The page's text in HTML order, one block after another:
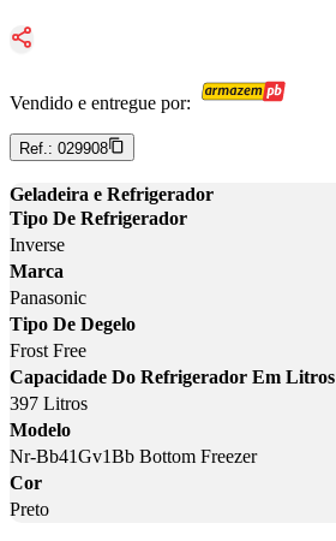
Vendido e entregue por:
Ref.: 029908
Geladeira e Refrigerador
Tipo De Refrigerador
Inverse
Marca
Panasonic
Tipo De Degelo
Frost Free
Capacidade Do Refrigerador Em Litros
397 Litros
Modelo
Nr-Bb41Gv1Bb Bottom Freezer
Cor
Preto